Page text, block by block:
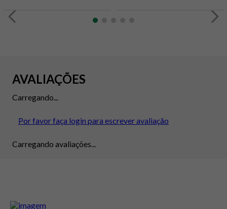
AVALIAÇÕES
Carregando...
Por favor faça login para escrever avaliação
Carregando avaliações...